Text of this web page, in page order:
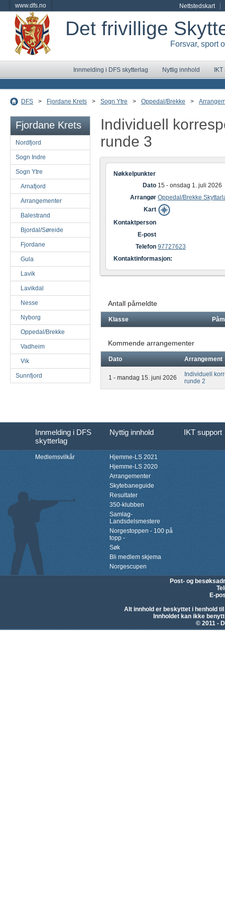
www.dfs.no Nettstedskart
Det frivillige
Forsvar, sport
Innmelding i DFS skytterlag Nyttig innhold
DFS > Fjordane Krets > Sogn Ytre > Oppedal/Brekke >
Fjordane Krets
Nordfjord
Sogn Indre
Sogn Ytre
Arnafjord
Arrangementer
Balestrand
Bjordal/Søreide
Fjordane
Gula
Lavik
Lavikdal
Nesse
Nyborg
Oppedal/Brekke
Vadheim
Vik
Sunnfjord
Individuell
runde 3
Nøkkelpunkter
Dato 15 - onsdag 1. juli 2026
Arrangør Oppedal/Brekke
Kart
Kontaktperson
E-post
Telefon 97727623
Kontaktinformasjon:
Antall påmeldte
Klasse
Kommende arrangementer
Dato Arrangement
1 - mandag 15. juni 2026
Individuell
runde 2
Innmelding i DFS
skytterlag
Nyttig innhold IKT support
Medlemsvilkår
Hjemme-LS 2021
Hjemme-LS 2020
Arrangementer
Skytebaneguide
Resultater
350-klubben
Samlag-
Landsdelsmestere
Norgestoppen - 100 på
topp -
Søk
Bli medlem skjema
Norgescupen
Post- og
E-
Alt innhold er beskyttet i henhold
Innholdet kan ikke
© 2011 -